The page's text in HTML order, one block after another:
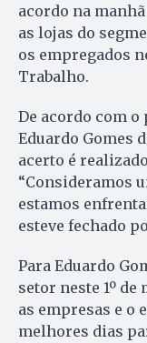
acordo na
as lojas do
os empregados
Trabalho.
De acordo com
Eduardo Gomes
acerto é
“Consideramos
estamos
esteve fechado
Para Eduardo
setor neste 1º
as empresas e o
melhores dias